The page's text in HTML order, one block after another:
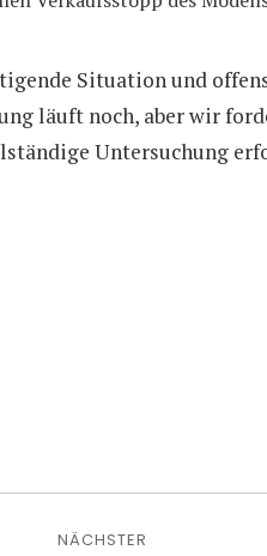
Situation und
läuft noch, aber wir
Untersuchung
NÄCHSTER